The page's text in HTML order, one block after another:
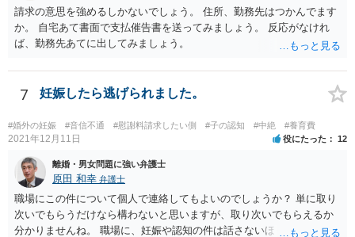
請求の意思を強めるしかないでしょう。 住所、勤務先はつかんでます
か。 自宅あて書面で支払催告書を送ってみましょう。 反応がなけれ
ば、勤務先あてに出してみましょう。
7 妊娠したら逃げられました。
#婚外の妊娠 #音信不通 #慰謝料請求したい側 #子の認知 #中絶 #養育費
2021年12月11日 役にたった 12
離婚・男女問題に強い弁護士
原田 和幸 弁護士
職場にこの件について個人で連絡してもよいのでしょうか？ 単に取り
次いでもらうだけなら構わないと思いますが、取り次いでもらえるか
分かりませんね。 職場に、妊娠や認知の件は話さないほうがよいと思